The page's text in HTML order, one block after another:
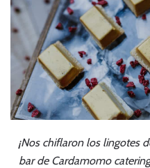
¡Nos chiflaron los lingotes
bar de Cardamomo